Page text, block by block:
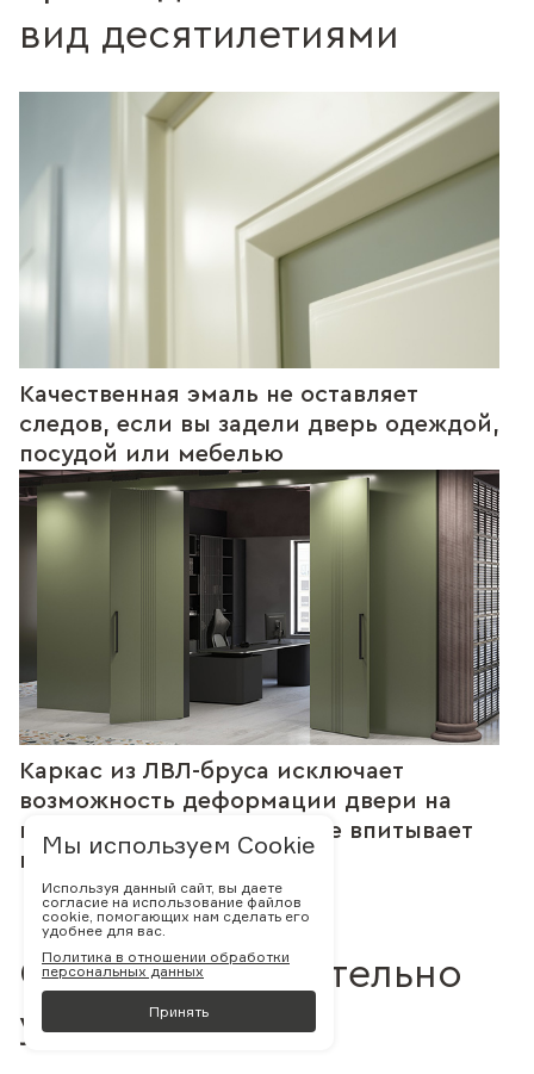
вид десятилетиями
Качественная эмаль не оставляет
следов, если вы задели дверь одеждой,
посудой или мебелью
Каркас из ЛВЛ-бруса исключает
возможность деформации двери на
время эксплуатации т.к. не впитывает
влагу и не сохнет
С нами действительно
удобно
Мы используем Cookie
Используя данный сайт, вы даете
согласие на использование файлов
cookie, помогающих нам сделать его
удобнее для вас.
Политика в отношении обработки
персональных данных
Принять